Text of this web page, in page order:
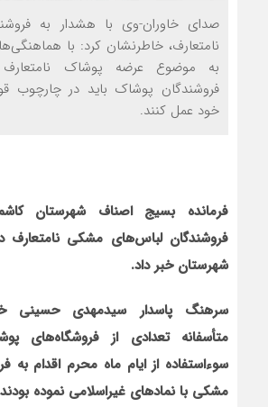
صدای خاوران-وی با هشدار به
نامتعارف، خاطرنشان کرد: با
به موضوع عرضه پوشاک
فروشندگان پوشاک باید در چارچوب
خود عمل کنند.
فرمانده بسیج اصناف شهرستان
فروشندگان لباس‌های مشکی نامتعارف
شهرستان خبر داد.
سرهنگ پاسدار سیدمهدی حسینی
متأسفانه تعدادی از فروشگاه‌های
سوءاستفاده از ایام ماه محرم اقدام
مشکی با نمادهای غیراسلامی نموده بودند